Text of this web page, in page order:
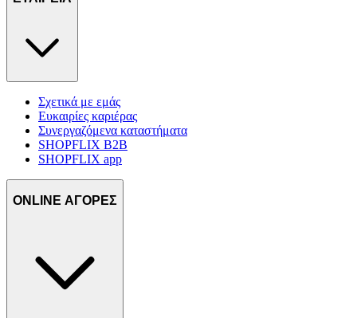
Σχετικά με εμάς
Ευκαιρίες καριέρας
Συνεργαζόμενα καταστήματα
SHOPFLIX B2B
SHOPFLIX app
ONLINE ΑΓΟΡΕΣ